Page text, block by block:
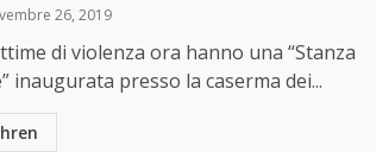
26, 2019
di violenza ora hanno una “Stanza
inaugurata presso la caserma dei...